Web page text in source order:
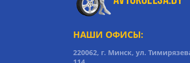
НАШИ ОФИСЫ:
220062, г. Минск, ул.